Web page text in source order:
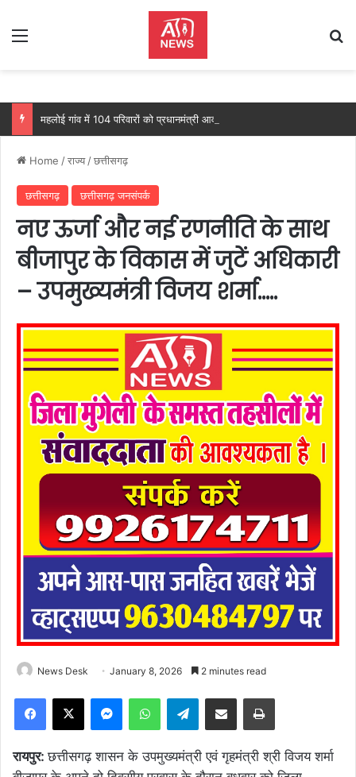
Menu
Home /राज्य /छत्तीसगढ़
छत्तीसगढ़ छत्तीसगढ़ जनसंपर्क
नए ऊर्जा और नई रणनीति के साथ
बीजापुर के विकास में जुटें अधिकारी
– उपमुख्यमंत्री विजय शर्मा…..
News Desk January 8, 2026 2 minutes read
Facebook
X MessengerWhatsAppTelegramShare via Email Print
रायपुर:छत्तीसगढ़ शासन के उपमुख्यमंत्री एवं गृहमंत्री श्री विजय शर्मा